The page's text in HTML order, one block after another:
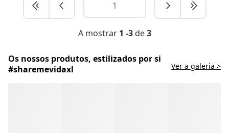
A mostrar 1 -3de3
Os nossos produtos, estilizados por si
#sharemevidaxl
Ver a galeria >